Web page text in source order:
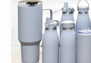
ッ
ー
テ